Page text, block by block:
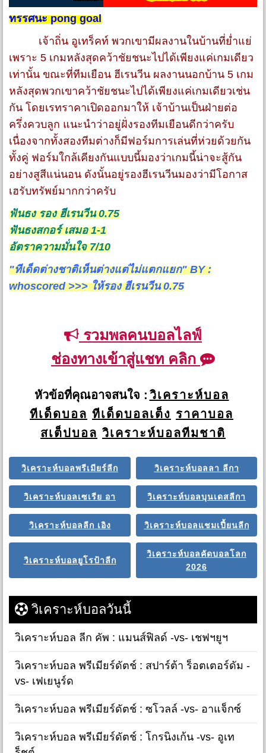
ทรรศนะ pong goal
เจ้าถิ่น อูเทร็คท์ พวกเขามีผลงานในบ้านที่ย่ำแย่
เพราะ 5 เกมหลังสุดคว้าชัยชนะไปได้เพียงแค่เกมเดียว
เท่านั้น ขณะที่ทีมเยือน ฮีเรนวีน ผลงานนอกบ้าน 5 เกม
หลังสุดพวกเขาคว้าชัยชนะไปได้เพียงแค่เกมเดียวเช่น
กัน โดยเรทราคาเปิดออกมาให้ เจ้าบ้านเป็นฝ่ายต่อ
ครึ่งควบลูก แนะนำว่าอยู่ฝั่งรองทีมเยือนดีกว่าครับ
เนื่องจากทั้งสองทีมต่างก็มีฟอร์มการเล่นที่ห่วยด้วยกัน
ทั้งคู่ ฟอร์มใกล้เคียงกันแบบนี้มองว่าเกมนี้น่าจะสู้กัน
อย่างสูสีแน่นอน ดังนั้นอยู่รองฮีเรนวีนมองว่ามีโอกาส
เฮรับทรัพย์มากกว่าครับ
ฟันธง รอง ฮีเรนวีน 0.75
ฟันธงสกอร์ เสมอ 1-1
อัตราความมั่นใจ 7/10
"ทีเด็ดต่างชาติเห็นต่างแต่ไม่แตกแยก" BY :
whoscored >>> ให้รอง ฮีเรนวีน 0.75
รวมพลคนบอลไลฟ์
ช่องทางเข้าสู่แชท คลิก
หัวข้อที่คุณอาจสนใจ : วิเคราะห์บอล
ทีเด็ดบอล ทีเด็ดบอลเต็ง ราคาบอล
สเต็ปบอล วิเคราะห์บอลทีมชาติ
วิเคราะห์บอลพรีเมียร์ลีก วิเคราะห์บอลลา ลีกา
วิเคราะห์บอลเซเรีย อา วิเคราะห์บอลบุนเดสลีกา
วิเคราะห์บอลลีก เอิง วิเคราะห์บอลแชมเปี้ยนลีก
วิเคราะห์บอลยูโรป้าลีก
วิเคราะห์บอลคัดบอลโลก
2026
วิเคราะห์บอลวันนี้
วิเคราะห์บอล ลีก คัพ : แมนส์ฟิลด์ -vs- เชฟฯยูฯ
วิเคราะห์บอล พรีเมียร์ดัตช์ : สปาร์ต้า ร็อตเตอร์ดัม -
vs- เฟเยนูร์ด
วิเคราะห์บอล พรีเมียร์ดัตช์ : ซโวลล์ -vs- อาแจ็กซ์
วิเคราะห์บอล พรีเมียร์ดัตช์ : โกรนิงเก้น -vs- อูเท